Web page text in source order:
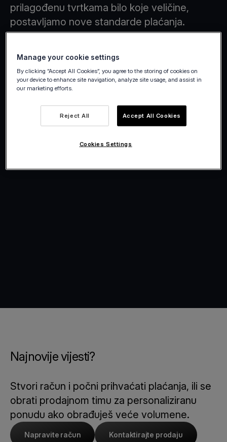
prilagođenu tvrtkama bilo koje veličine,
postavljamo nove standarde plaćanja.
Najnovije vijesti?
Stvori račun i počni prihvaćati plaćanja, ili se
obrati prodajnom timu za personaliziranu
ponudu ako obrađuješ veće volumene.
Napravite račun Kontaktirajte prodaju
Manage your cookie settings
By clicking “Accept All Cookies”, you agree to the storing of cookies on
your device to enhance site navigation, analyze site usage, and assist in
our marketing efforts.
Reject All Accept All Cookies
Cookies Settings